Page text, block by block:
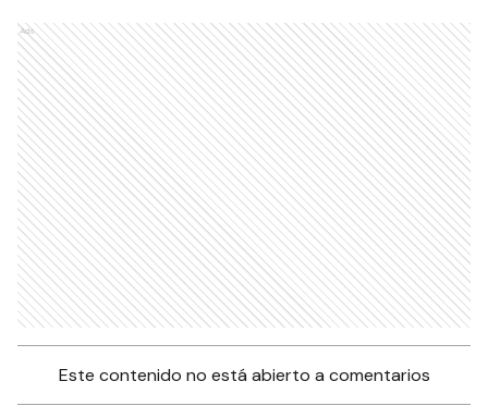
Ads
Este contenido no está abierto a comentarios